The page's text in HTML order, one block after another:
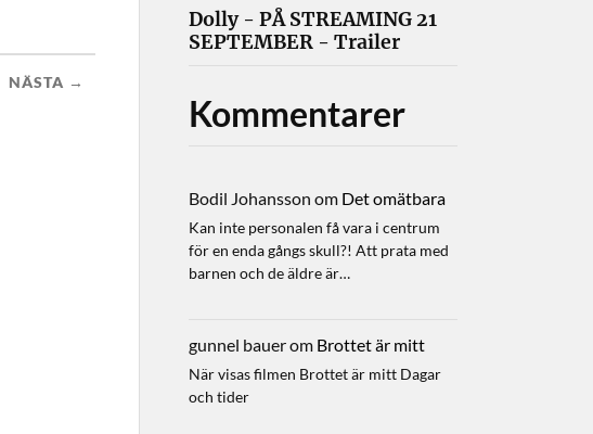
NÄSTA →
Dolly - PÅ STREAMING 21
SEPTEMBER - Trailer
Kommentarer
Bodil Johansson om Det omätbara
Kan inte personalen få vara i centrum
för en enda gångs skull?! Att prata med
barnen och de äldre är…
gunnel bauerom Brottet är mitt
När visas filmen Brottet är mitt Dagar
och tider